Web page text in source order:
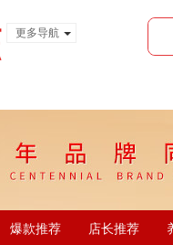
更多导航
爆款推荐 店长推荐